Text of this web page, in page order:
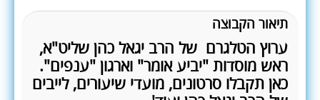
תיאור הקבוצה
ערוץ הטלגרם של הרב יגאל כהן שליט"א,
ראש מוסדות "יביע אומר" וארגון "ענפים".
כאן תקבלו סרטונים, מועדי שיעורים, לייבים